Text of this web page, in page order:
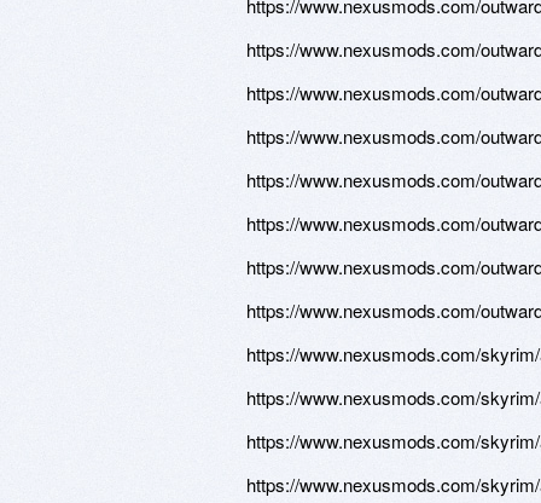
https://www.nexusmods.com/
https://www.nexusmods.com/
https://www.nexusmods.com/
https://www.nexusmods.com/
https://www.nexusmods.com/
https://www.nexusmods.com/
https://www.nexusmods.com/
https://www.nexusmods.com/
https://www.nexusmods.com/
https://www.nexusmods.com/
https://www.nexusmods.com/
https://www.nexusmods.com/